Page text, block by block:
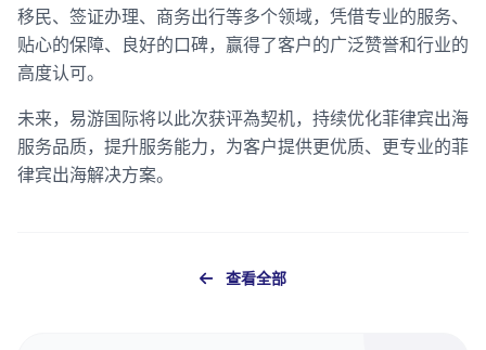
移民、签证办理、商务出行等多个领域，凭借专业的服务、
贴心的保障、良好的口碑，赢得了客户的广泛赞誉和行业的
高度认可。
未来，易游国际将以此次获评為契机，持续优化菲律宾出海
服务品质，提升服务能力，为客户提供更优质、更专业的菲
律宾出海解决方案。
查看全部